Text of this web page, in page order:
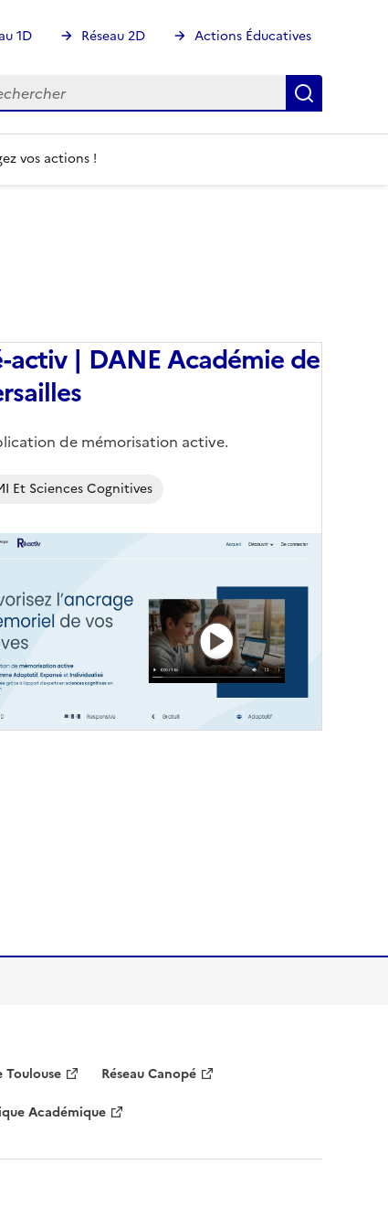
1D Réseau 2D Actions Éducatives
vos actions !
activ | DANE Académie de
de mémorisation active.
Et Sciences Cognitives
Toulouse
Réseau Canopé
Académique